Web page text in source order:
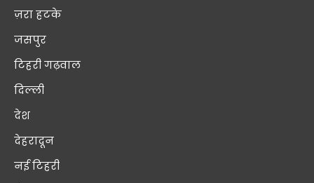
ज़रा हटके
जसपुर
टिहरी गढ़वाल
दिल्ली
देश
देहरादून
नई टिहरी